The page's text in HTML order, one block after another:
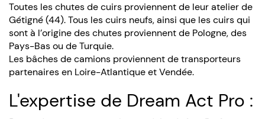
Toutes les chutes de cuirs proviennent de leur atelier de
Gétigné (44). Tous les cuirs neufs, ainsi que les cuirs qui
sont à l’origine des chutes proviennent de Pologne, des
Pays-Bas ou de Turquie.
Les bâches de camions proviennent de transporteurs
partenaires en Loire-Atlantique et Vendée.
L'expertise de Dream Act Pro :